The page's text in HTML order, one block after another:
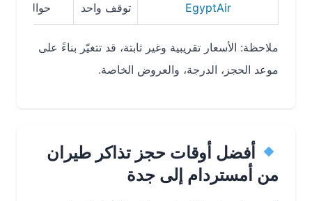
EgyptAir توقف واحد حوالي 10–13 ساعة
ملاحظة: الأسعار تقريبية وغير ثابتة، قد تتغيّر بناءً على
موعد الحجز، الدرجة، والعروض الخاصة.
أفضل أوقات حجز تذاكر طيران
من أمستردام إلى جدة